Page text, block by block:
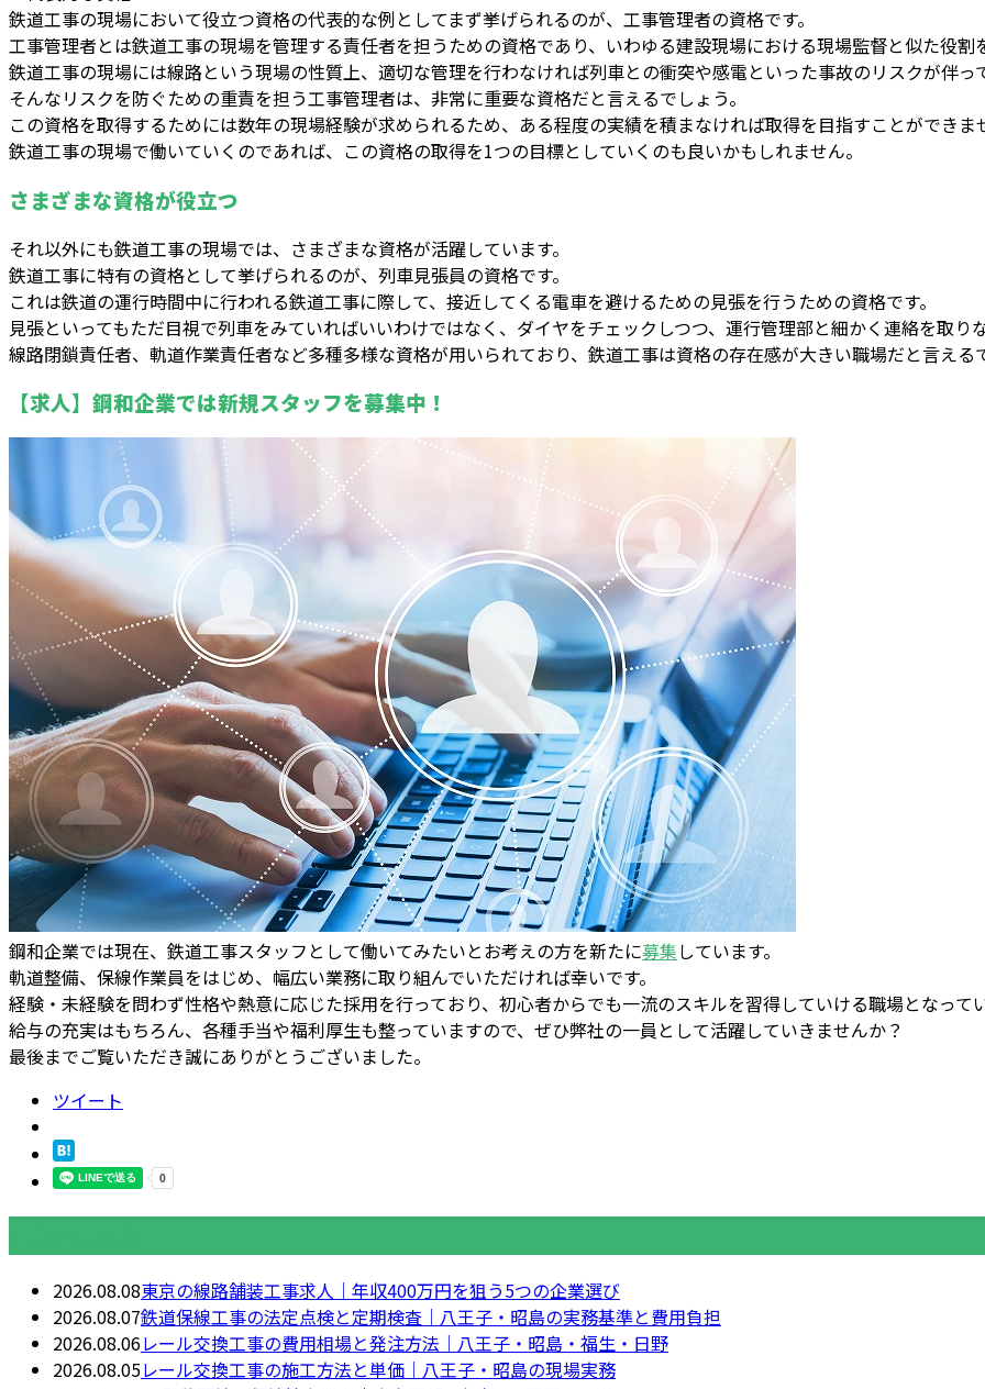
鉄道工事の現場において役立つ資格の代表的な例としてまず挙げられるのが、工事管理者の資格です。
工事管理者とは鉄道工事の現場を管理する責任者を担うための資格であり、いわゆる建設現場における現場監督と似た役割
鉄道工事の現場には線路という現場の性質上、適切な管理を行わなければ列車との衝突や感電といった事故のリスクが伴っ
そんなリスクを防ぐための重責を担う工事管理者は、非常に重要な資格だと言えるでしょう。
この資格を取得するためには数年の現場経験が求められるため、ある程度の実績を積まなければ取得を目指すことができま
鉄道工事の現場で働いていくのであれば、この資格の取得を1つの目標としていくのも良いかもしれません。
さまざまな資格が役立つ
それ以外にも鉄道工事の現場では、さまざまな資格が活躍しています。
鉄道工事に特有の資格として挙げられるのが、列車見張員の資格です。
これは鉄道の運行時間中に行われる鉄道工事に際して、接近してくる電車を避けるための見張を行うための資格です。
見張といってもただ目視で列車をみていればいいわけではなく、ダイヤをチェックしつつ、運行管理部と細かく連絡を取り
線路閉鎖責任者、軌道作業責任者など多種多様な資格が用いられており、鉄道工事は資格の存在感が大きい職場だと言える
【求人】鋼和企業では新規スタッフを募集中！
鋼和企業では現在、鉄道工事スタッフとして働いてみたいとお考えの方を新たに募集しています。
軌道整備、保線作業員をはじめ、幅広い業務に取り組んでいただければ幸いです。
経験・未経験を問わず性格や熱意に応じた採用を行っており、初心者からでも一流のスキルを習得していける職場となって
給与の充実はもちろん、各種手当や福利厚生も整っていますので、ぜひ弊社の一員として活躍していきませんか？
最後までご覧いただき誠にありがとうございました。
ツイート
2026.08.08東京の線路舗装工事求人｜年収400万円を狙う5つの企業選び
2026.08.07鉄道保線工事の法定点検と定期検査｜八王子・昭島の実務基準と費用負担
2026.08.06レール交換工事の費用相場と発注方法｜八王子・昭島・福生・日野
2026.08.05レール交換工事の施工方法と単価｜八王子・昭島の現場実務